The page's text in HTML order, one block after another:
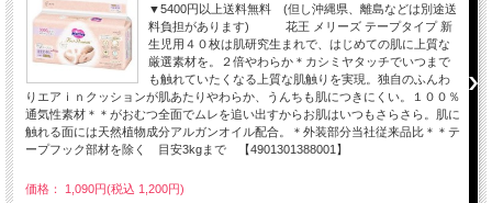
▼5400円以上送料無料 (但し沖縄県、離島などは別途送
料負担があります) 花王 メリーズ テープタイプ 新
生児用４０枚は肌研究生まれで、はじめての肌に上質な
厳選素材を。２倍やわらか＊カシミヤタッチでいつまで
も触れていたくなる上質な肌触りを実現。独自のふんわ
りエアｉｎクッションが肌あたりやわらか、うんちも肌につきにくい。１００％
通気性素材＊＊がおむつ全面でムレを追い出すからお肌はいつもさらさら。肌に
触れる面には天然植物成分アルガンオイル配合。＊外装部分当社従来品比＊＊テ
ープフック部材を除く 目安3kgまで 【4901301388001】
価格： 1,090円(税込 1,200円)